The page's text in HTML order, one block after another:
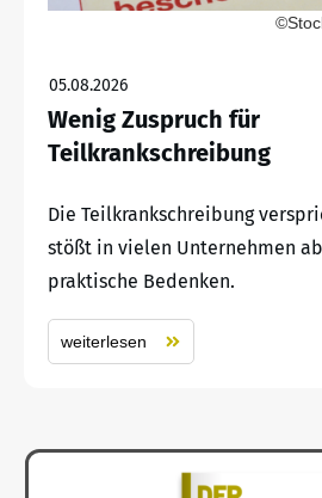
05.08.2026
Wenig Zuspruch für
Teilkrankschreibung
Die Teilkrankschreibung
stößt in vielen Unternehmen
praktische Bedenken.
weiterlesen